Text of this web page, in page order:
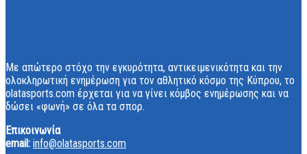
Με απώτερο στόχο την εγκυρότητα, αντικειμενικότητα και την
ολοκληρωτική ενημέρωση για τον αθλητικό κόσμο της Κύπρου, το
olatasports.com έρχεται για να γίνει κόμβος ενημέρωσης και να
δώσει «φωνή» σε όλα τα σπορ.
Επικοινωνία
email: info@olatasports.com